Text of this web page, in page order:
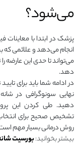
می‌شود؟
پزشک در ابتدا با معاینات
انجام می‌دهد و علائمی که
می‌تواند تا حدی این
دهد.
در ادامه شما باید برای
نهایی سونوگرافی در شانه
دهید. طی کردن این
تشخیص صحیح برای
روش درمانی بسیار مهم
بیشتر بخوانید:بورسیت